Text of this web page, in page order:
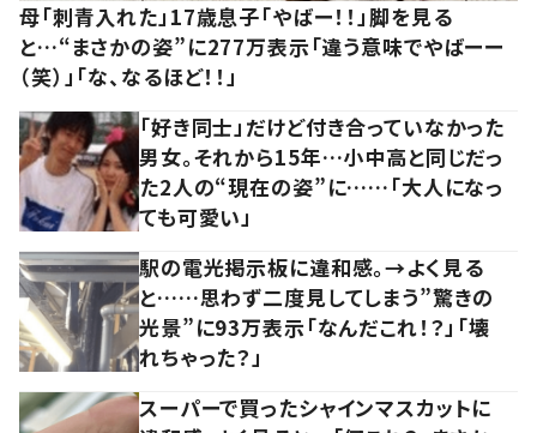
母「刺青入れた」17歳息子「やばー！！」脚を見る
と…“まさかの姿”に277万表示「違う意味でやばーー
（笑）」「な、なるほど！！」
「好き同士」だけど付き合っていなかった
男女。それから15年…小中高と同じだっ
た2人の“現在の姿”に……「大人になっ
ても可愛い」
駅の電光掲示板に違和感。→よく見る
と……思わず二度見してしまう”驚きの
光景”に93万表示「なんだこれ！？」「壊
れちゃった？」
スーパーで買ったシャインマスカットに